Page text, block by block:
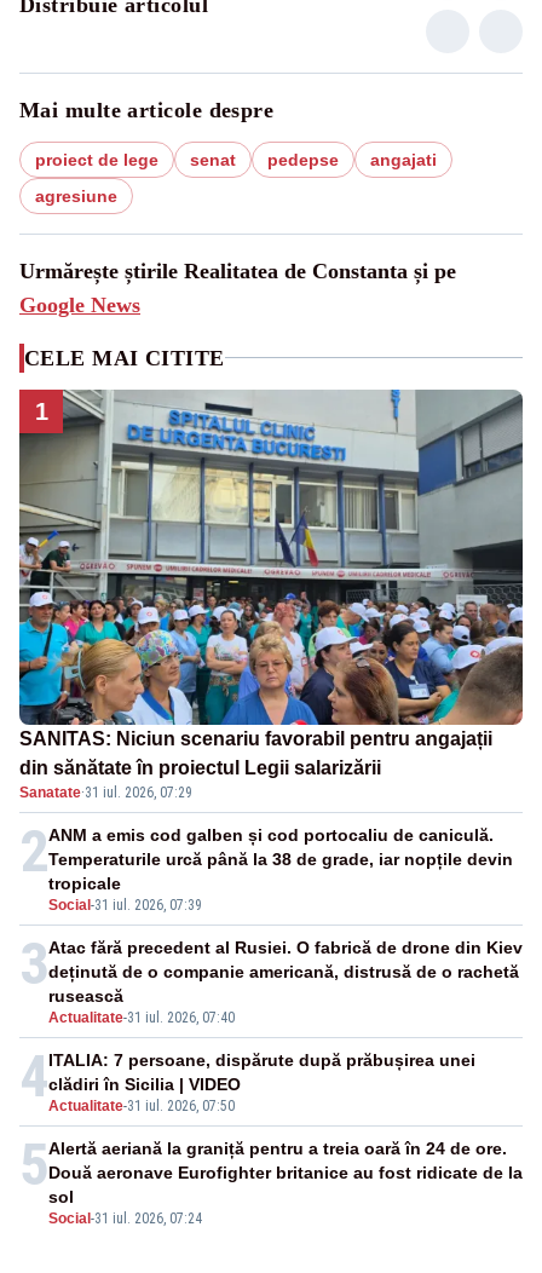
Mai multe articole despre
proiect de lege senat pedepse
angajati
agresiune
Urmărește știrile Realitatea de Constanta și pe
Google News
CELE MAI CITITE
1
SANITAS: Niciun scenariu favorabil pentru angajații
din sănătate în proiectul Legii salarizării
Sanatate·31 iul. 2026, 07:29
2
Social -31 iul. 2026, 07:39
ANM a emis cod galben și cod portocaliu de caniculă.
Temperaturile urcă până la 38 de grade, iar nopțile devin
tropicale
3
Actualitate-31 iul. 2026, 07:40
Atac fără precedent al Rusiei. O fabrică de drone din Kiev
deținută de o companie americană, distrusă de o rachetă
rusească
4Actualitate-31 iul. 2026, 07:50
ITALIA: 7 persoane, dispărute după prăbușirea unei
clădiri în Sicilia | VIDEO
5
Social -31 iul. 2026, 07:24
Alertă aeriană la graniță pentru a treia oară în 24 de ore.
Două aeronave Eurofighter britanice au fost ridicate de la
sol